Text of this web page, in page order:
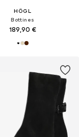
HÖGL
Bottines
189,90 €